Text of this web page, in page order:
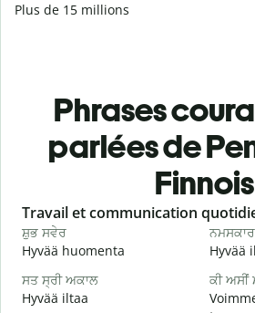
Plus de 15 millions
Phrases
parlées de
Finnois
Slide 1 of 6
Travail et communication
ਸ਼ੁਭ ਸਵੇਰ
Hyvää huomenta
ਨਮਸਕਾਰ
Hyvää
ਸਤ ਸ੍ਰੀ ਅਕਾਲ
Hyvää iltaa
ਕੀ ਅਸੀਂ